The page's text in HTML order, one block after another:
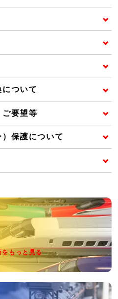
ついて
要望等
保護について
をもっと見る